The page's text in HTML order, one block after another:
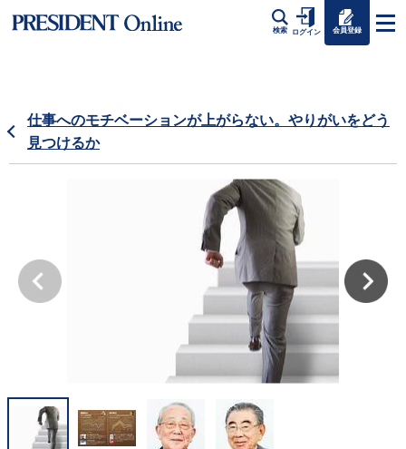
検索 ログイン 会員登録
仕事へのモチベーションが上がらない。やりがいをどう
見つけるか